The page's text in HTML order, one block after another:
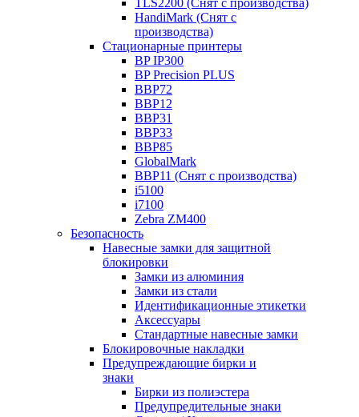
TLS2200 (Снят с производства)
HandiMark (Снят с
производства)
Стационарные принтеры
BP IP300
BP Precision PLUS
BBP72
BBP12
BBP31
BBP33
BBP85
GlobalMark
BBP11 (Снят с производства)
i5100
i7100
Zebra ZM400
Безопасность
Навесные замки для защитной
блокировки
Замки из алюминия
Замки из стали
Идентификационные этикетки
Аксессуары
Стандартные навесные замки
Блокировочные накладки
Предупреждающие бирки и
знаки
Бирки из полиэстера
Предупредительные знаки